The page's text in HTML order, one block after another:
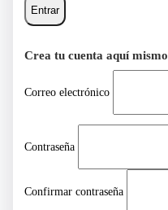
Entrar
Crea tu cuenta aquí mismo
Correo electrónico
Contraseña
Confirmar contraseña